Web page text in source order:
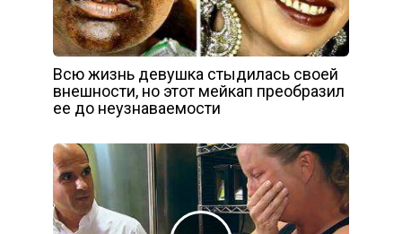
Всю жизнь девушка стыдилась своей
внешности, но этот мейкап преобразил
ее до неузнаваемости